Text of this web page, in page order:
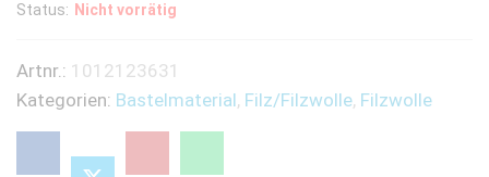
Status: Nicht vorrätig
Artnr.: 1012123631
Kategorien: Bastelmaterial, Filz/Filzwolle, Filzwolle